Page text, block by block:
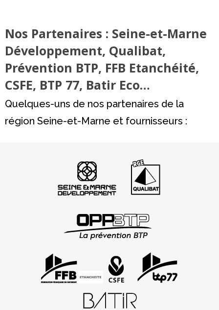
Nos Partenaires : Seine-et-Marne
Développement, Qualibat,
Prévention BTP, FFB Etanchéité,
CSFE, BTP 77, Batir Eco…
Quelques-uns de nos partenaires de la
région Seine-et-Marne et fournisseurs :